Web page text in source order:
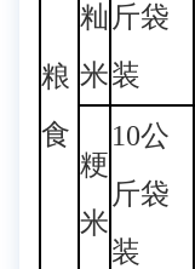
粮
食
籼
米
斤袋
装
粳
米
10公
斤袋
装